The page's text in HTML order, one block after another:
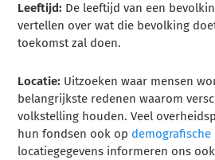
Leeftijd: De leeftijd van een
vertellen over wat die bevolking
toekomst zal doen.
Locatie: Uitzoeken waar mensen
belangrijkste redenen waarom
volkstelling houden. Veel
hun fondsen ook op
locatiegegevens informeren ons